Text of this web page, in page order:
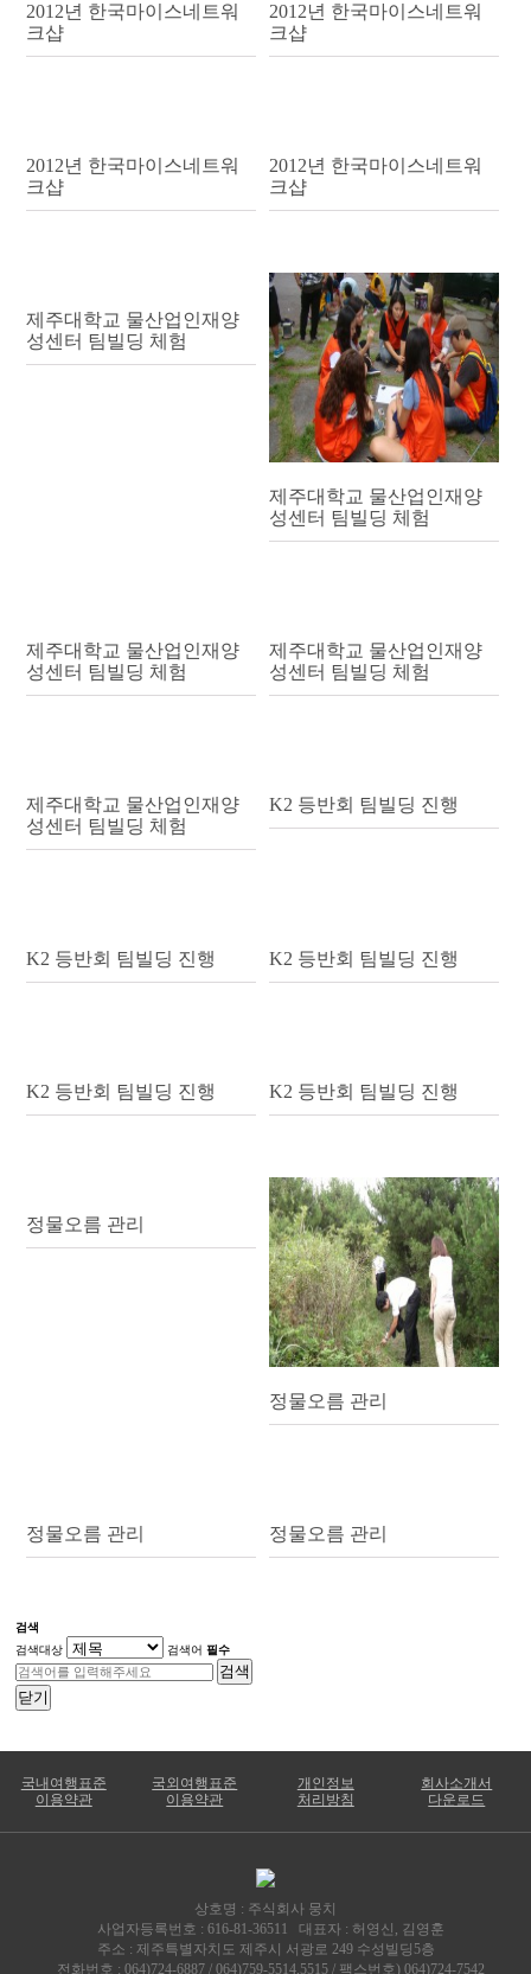
2012년 한국마이스네트워
크샵
2012년 한국마이스네트워
크샵
2012년 한국마이스네트워
크샵
2012년 한국마이스네트워
크샵
제주대학교 물산업인재양
성센터 팀빌딩 체험
제주대학교 물산업인재양
성센터 팀빌딩 체험
제주대학교 물산업인재양
성센터 팀빌딩 체험
제주대학교 물산업인재양
성센터 팀빌딩 체험
제주대학교 물산업인재양
성센터 팀빌딩 체험
K2 등반회 팀빌딩 진행
K2 등반회 팀빌딩 진행 K2 등반회 팀빌딩 진행
K2 등반회 팀빌딩 진행 K2 등반회 팀빌딩 진행
정물오름 관리
정물오름 관리
정물오름 관리 정물오름 관리
검색
검색대상
검색어 필수
검색
닫기
국내여행표준
이용약관
국외여행표준
이용약관
개인정보
처리방침
회사소개서
다운로드
상호명 : 주식회사 뭉치
사업자등록번호 : 616-81-36511 대표자 : 허영신, 김영훈
주소 : 제주특별자치도 제주시 서광로 249 수성빌딩5층
전화번호 : 064)724-6887 / 064)759-5514,5515 / 팩스번호) 064)724-7542